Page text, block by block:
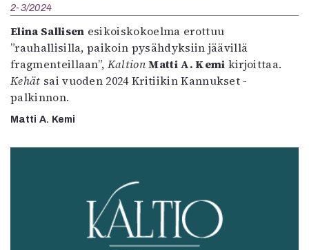
2-3/2024
Elina Sallisen esikoiskokoelma erottuu
”rauhallisilla, paikoin pysähdyksiin jäävillä
fragmenteillaan”, KaltionMatti A. Kemi kirjoittaa.
Kehät sai vuoden 2024 Kritiikin Kannukset -
palkinnon.
Matti A. Kemi